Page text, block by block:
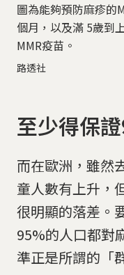
圖為能夠預防麻疹的
個月，以及滿 5歲到
MMR疫苗。
路透社
至少得保
而在歐洲，雖然
童人數有上升，
很明顯的落差。
95%的人口都對
準正是所謂的「